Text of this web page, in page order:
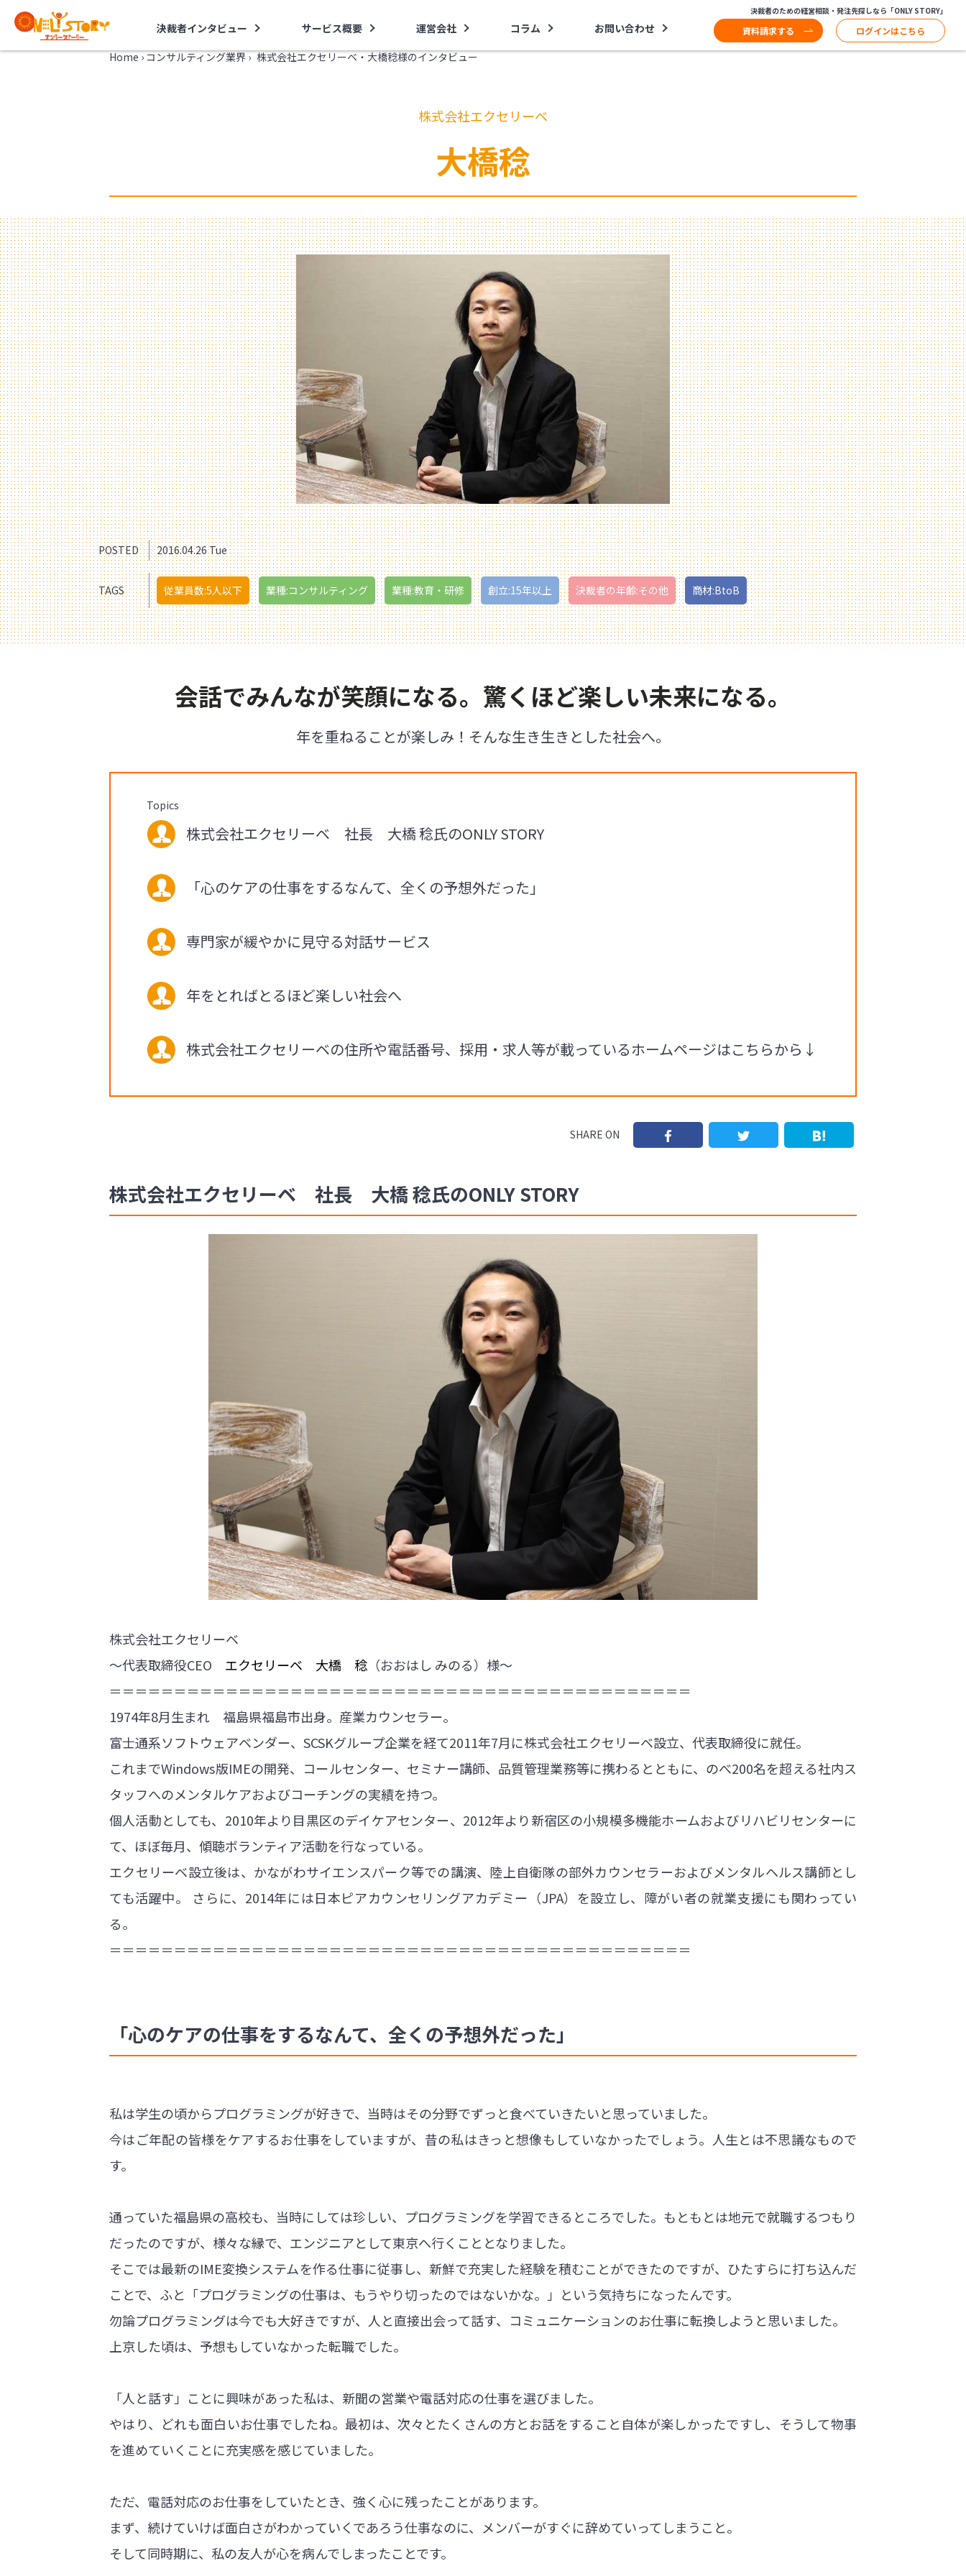
決裁者インタビュー サービス概要 運営会社 コラム お問い合わせ
決裁者のための経営相談・発注先探しなら「ONLY STORY」
資料請求する ログインはこちら
Home › コンサルティング業界 › 株式会社エクセリーベ・大橋稔様のインタビュー
株式会社エクセリーベ
大橋稔
POSTED 2016.04.26 Tue
TAGS 従業員数:5人以下 業種:コンサルティング 業種:教育・研修 創立:15年以上 決裁者の年齢:その他 商材:BtoB
会話でみんなが笑顔になる。驚くほど楽しい未来になる。
年を重ねることが楽しみ！そんな生き生きとした社会へ。
Topics
株式会社エクセリーベ 社長 大橋 稔氏のONLY STORY
「心のケアの仕事をするなんて、全くの予想外だった」
専門家が緩やかに見守る対話サービス
年をとればとるほど楽しい社会へ
株式会社エクセリーベの住所や電話番号、採用・求人等が載っているホームページはこちらから↓
SHARE ON
株式会社エクセリーベ 社長 大橋 稔氏のONLY STORY
株式会社エクセリーベ
～代表取締役CEO エクセリーベ 大橋 稔 （おおはし みのる）様～
＝＝＝＝＝＝＝＝＝＝＝＝＝＝＝＝＝＝＝＝＝＝＝＝＝＝＝＝＝＝＝＝＝＝＝＝＝＝＝＝＝＝＝＝＝
1974年8月生まれ 福島県福島市出身。産業カウンセラー。
富士通系ソフトウェアベンダー、SCSKグループ企業を経て2011年7月に株式会社エクセリーベ設立、代表取締役に就任。
これまでWindows版IMEの開発、コールセンター、セミナー講師、品質管理業務等に携わるとともに、のべ200名を超える社内ス
タッフへのメンタルケアおよびコーチングの実績を持つ。
個人活動としても、2010年より目黒区のデイケアセンター、2012年より新宿区の小規模多機能ホームおよびリハビリセンターに
て、ほぼ毎月、傾聴ボランティア活動を行なっている。
エクセリーベ設立後は、かながわサイエンスパーク等での講演、陸上自衛隊の部外カウンセラーおよびメンタルヘルス講師とし
ても活躍中。 さらに、2014年には日本ピアカウンセリングアカデミー（JPA）を設立し、障がい者の就業支援にも関わってい
る。
＝＝＝＝＝＝＝＝＝＝＝＝＝＝＝＝＝＝＝＝＝＝＝＝＝＝＝＝＝＝＝＝＝＝＝＝＝＝＝＝＝＝＝＝＝
「心のケアの仕事をするなんて、全くの予想外だった」
私は学生の頃からプログラミングが好きで、当時はその分野でずっと食べていきたいと思っていました。
今はご年配の皆様をケアするお仕事をしていますが、昔の私はきっと想像もしていなかったでしょう。人生とは不思議なもので
す。
通っていた福島県の高校も、当時にしては珍しい、プログラミングを学習できるところでした。もともとは地元で就職するつもり
だったのですが、様々な縁で、エンジニアとして東京へ行くこととなりました。
そこでは最新のIME変換システムを作る仕事に従事し、新鮮で充実した経験を積むことができたのですが、ひたすらに打ち込んだ
ことで、ふと「プログラミングの仕事は、もうやり切ったのではないかな。」という気持ちになったんです。
勿論プログラミングは今でも大好きですが、人と直接出会って話す、コミュニケーションのお仕事に転換しようと思いました。
上京した頃は、予想もしていなかった転職でした。
「人と話す」ことに興味があった私は、新聞の営業や電話対応の仕事を選びました。
やはり、どれも面白いお仕事でしたね。最初は、次々とたくさんの方とお話をすること自体が楽しかったですし、そうして物事
を進めていくことに充実感を感じていました。
ただ、電話対応のお仕事をしていたとき、強く心に残ったことがあります。
まず、続けていけば面白さがわかっていくであろう仕事なのに、メンバーがすぐに辞めていってしまうこと。
そして同時期に、私の友人が心を病んでしまったことです。